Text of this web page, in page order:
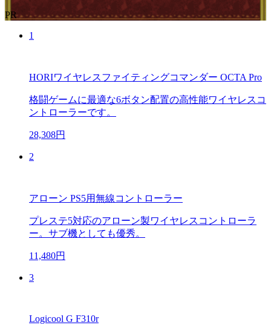
PR
1
HORIワイヤレスファイティングコマンダー OCTA Pro
格闘ゲームに最適な6ボタン配置の高性能ワイヤレスコ
ントローラーです。
28,308円
2
アローン PS5用無線コントローラー
プレステ5対応のアローン製ワイヤレスコントローラ
ー。サブ機としても優秀。
11,480円
3
Logicool G F310r